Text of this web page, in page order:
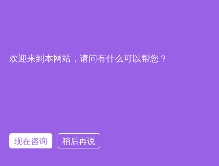
版权所有 © 南通博纳化工科技有限公司
欢迎来到本网站，请问有什么可以帮您？
现在咨询 稍后再说